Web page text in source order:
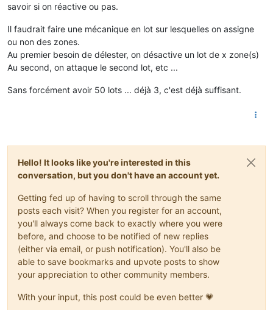
savoir si on réactive ou pas.
Il faudrait faire une mécanique en lot sur lesquelles on assigne
ou non des zones.
Au premier besoin de délester, on désactive un lot de x zone(s)
Au second, on attaque le second lot, etc ...
Sans forcément avoir 50 lots ... déjà 3, c'est déjà suffisant.
Hello! It looks like you're interested in this
conversation, but you don't have an account yet.
Getting fed up of having to scroll through the same
posts each visit? When you register for an account,
you'll always come back to exactly where you were
before, and choose to be notified of new replies
(either via email, or push notification). You'll also be
able to save bookmarks and upvote posts to show
your appreciation to other community members.
With your input, this post could be even better 💗